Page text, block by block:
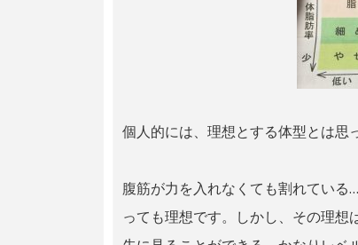
個人的には、理想とする体型とは思
腹筋が力を入れなくても割れている
っても理想です。しかし、その理